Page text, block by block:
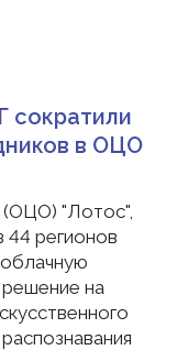
сократили
в ОЦО
(ОЦО) "Лотос",
44 регионов
на